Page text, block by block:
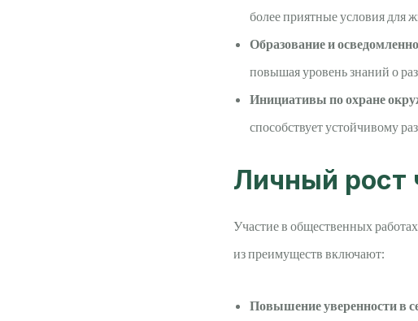
более приятные условия для
Образование и
повышая уровень знаний о
Инициативы по охране
способствует устойчивому
Личный рост
Участие в общественных
из преимуществ включают:
Повышение уверенности в